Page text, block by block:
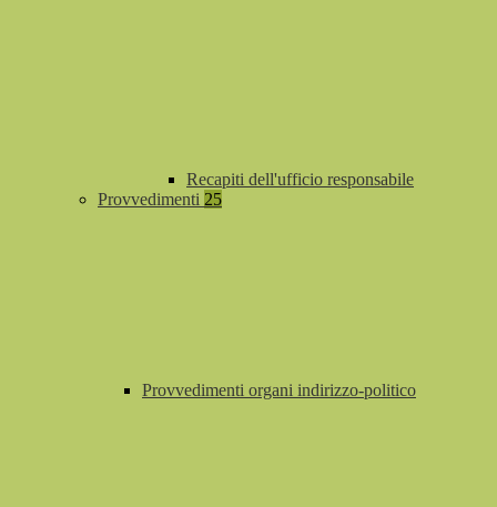
Recapiti dell'ufficio responsabile
Provvedimenti 25
Provvedimenti organi indirizzo-politico